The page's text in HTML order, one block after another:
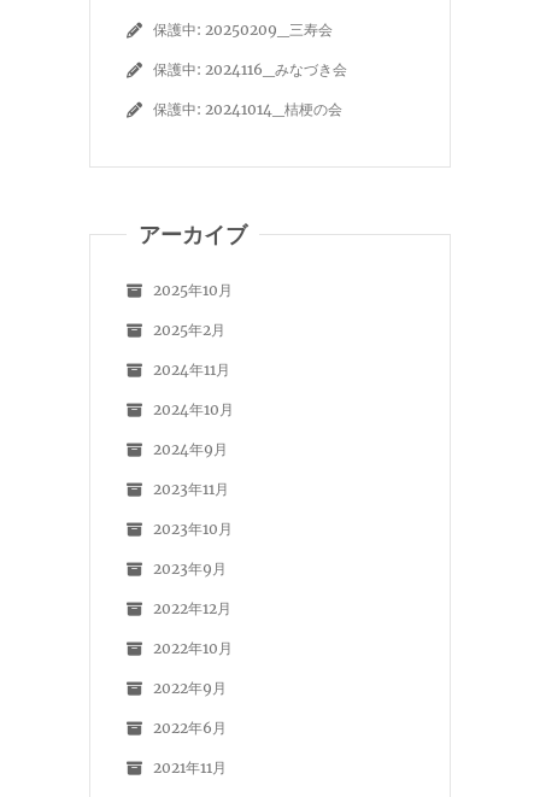
保護中: 20250209_三寿会
保護中: 2024116_みなづき会
保護中: 20241014_桔梗の会
アーカイブ
2025年10月
2025年2月
2024年11月
2024年10月
2024年9月
2023年11月
2023年10月
2023年9月
2022年12月
2022年10月
2022年9月
2022年6月
2021年11月